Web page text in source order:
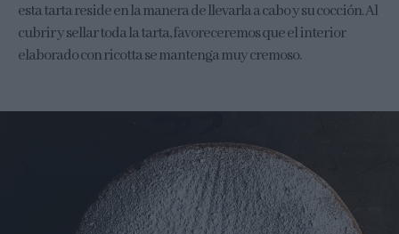
esta tarta reside en la manera de llevarla a cabo y su cocción. Al
cubrir y sellar toda la tarta, favoreceremos que el interior
elaborado con ricotta se mantenga muy cremoso.